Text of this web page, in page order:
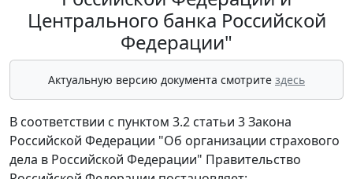
Центрального банка Российской
Федерации"
Актуальную версию документа смотрите здесь
В соответствии с пунктом 3.2 статьи 3 Закона
Российской Федерации "Об организации страхового
дела в Российской Федерации" Правительство